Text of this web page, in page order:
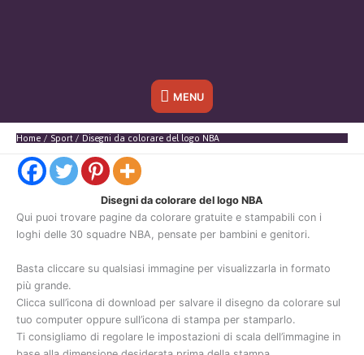
Sotto
l'header
MENU
Home Sport Disegni da colorare del logo NBA
Disegni da colorare del logo NBA
Qui puoi trovare pagine da colorare gratuite e stampabili con i
loghi delle 30 squadre NBA, pensate per bambini e genitori.
Basta cliccare su qualsiasi immagine per visualizzarla in formato
più grande.
Clicca sull’icona di download per salvare il disegno da colorare sul
tuo computer oppure sull’icona di stampa per stamparlo.
Ti consigliamo di regolare le impostazioni di scala dell’immagine in